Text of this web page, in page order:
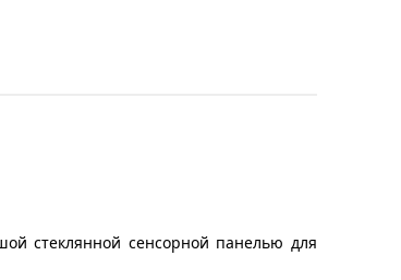
стеклянной сенсорной панелью для